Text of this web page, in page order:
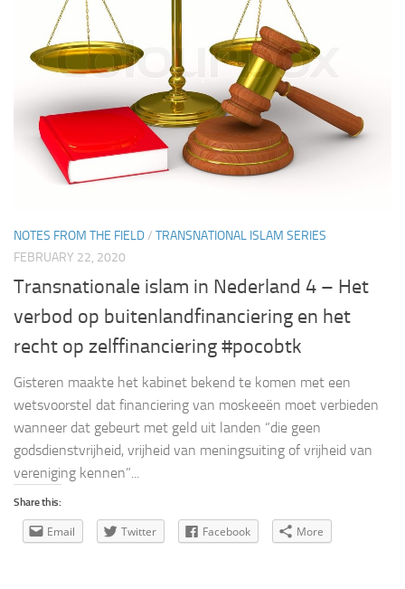
NOTES FROM THE FIELD/ TRANSNATIONAL ISLAM SERIES
FEBRUARY 22, 2020
Transnationale islam in Nederland 4 – Het
verbod op buitenlandfinanciering en het
recht op zelffinanciering #pocobtk
Gisteren maakte het kabinet bekend te komen met een
wetsvoorstel dat financiering van moskeeën moet verbieden
wanneer dat gebeurt met geld uit landen “die geen
godsdienstvrijheid, vrijheid van meningsuiting of vrijheid van
vereniging kennen”...
Share this:
Email Twitter Facebook More